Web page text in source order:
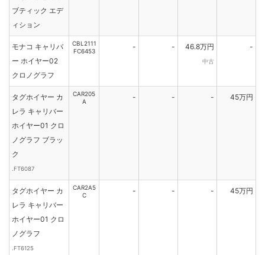
ブティック エデ
ィション
モナコ キャリバ
ー ホイヤー02
クロノグラフ
CBL2111
FC6453
- - 46.8万円
中古
-
タグホイヤー カ
レラ キャリバー
ホイヤー01 クロ
ノグラフ ブラッ
ク
.FT6087
CAR205
A
- - - 45万円
タグホイヤー カ
レラ キャリバー
ホイヤー01 クロ
ノグラフ
.FT6125
CAR2A5
C
- - - 45万円